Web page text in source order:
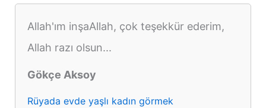
Allah'ım inşaAllah, çok teşekkür ederim,
Allah razı olsun...
Gökçe Aksoy
Rüyada evde yaşlı kadın görmek